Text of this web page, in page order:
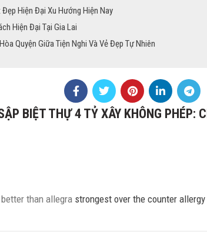
Hiện Đại Xu Hướng Hiện Nay
Hiện Đại Tại Gia Lai
Quyện Giữa Tiện Nghi Và Vẻ Đẹp Tự Nhiên
BIỆT THỰ 4 TỶ XÂY KHÔNG PHÉP:
than allegra strongest over the counter allergy